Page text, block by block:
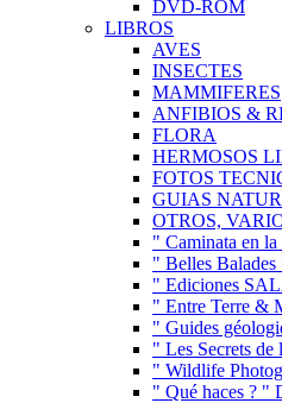
DVD-ROM
LIBROS
AVES
INSECTES
MAMMIFERES
ANFIBIOS &
FLORA
HERMOSOS
FOTOS
GUIAS
OTROS,
" Caminata en
" Belles Balades
" Ediciones
" Entre Terre &
" Guides
" Les Secrets de
" Wildlife
" Qué haces ? "